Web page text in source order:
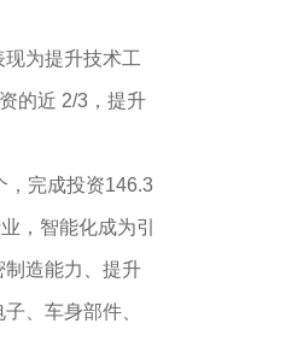
为提升技术工
的近 2/3，提升
完成投资146.3
，智能化成为引
造能力、提升
、车身部件、